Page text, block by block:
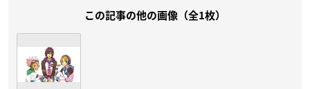
この記事の他の画像（全1枚）